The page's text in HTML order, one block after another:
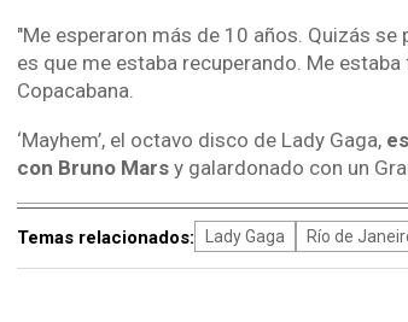
"Me esperaron más de 10 años. Quizás
es que me estaba recuperando. Me
Copacabana.
‘Mayhem’, el octavo disco de Lady Gaga,
con Bruno Marsy galardonado con un
Temas relacionados: Lady Gaga Río de